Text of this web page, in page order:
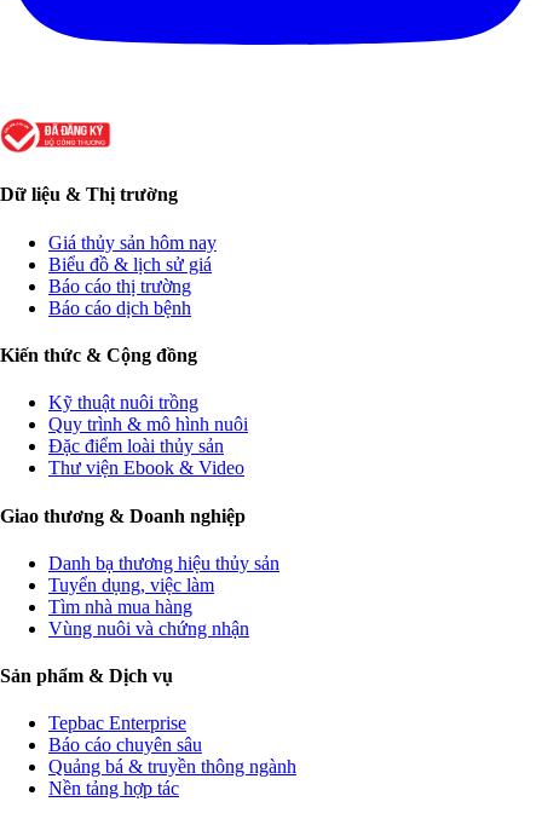
Dữ liệu & Thị trường
Giá thủy sản hôm nay
Biểu đồ & lịch sử giá
Báo cáo thị trường
Báo cáo dịch bệnh
Kiến thức & Cộng đồng
Kỹ thuật nuôi trồng
Quy trình & mô hình nuôi
Đặc điểm loài thủy sản
Thư viện Ebook & Video
Giao thương & Doanh nghiệp
Danh bạ thương hiệu thủy sản
Tuyển dụng, việc làm
Tìm nhà mua hàng
Vùng nuôi và chứng nhận
Sản phẩm & Dịch vụ
Tepbac Enterprise
Báo cáo chuyên sâu
Quảng bá & truyền thông ngành
Nền tảng hợp tác